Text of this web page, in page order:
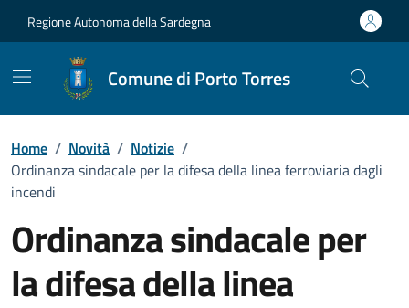
Regione Autonoma della Sardegna
Comune di Porto Torres
Home / Novità / Notizie /
Ordinanza sindacale per la difesa della linea ferroviaria dagli
incendi
Ordinanza sindacale per
la difesa della linea